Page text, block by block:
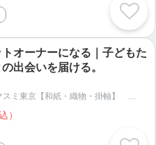
オーナーになる｜子どもた
出会いを届ける。
マスミ東京【和紙・織物・掛軸】 ECショップ
）